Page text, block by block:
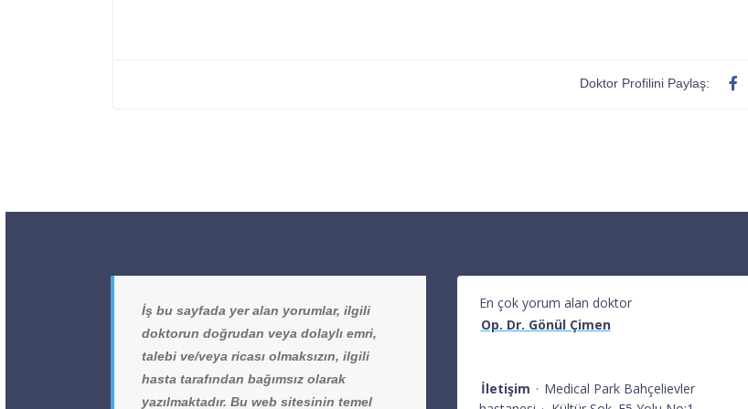
Doktor Profilini Paylaş:
İş bu sayfada yer alan yorumlar, ilgili
doktorun doğrudan veya dolaylı emri,
talebi ve/veya ricası olmaksızın, ilgili
hasta tarafından bağımsız olarak
yazılmaktadır. Bu web sitesinin temel
En çok yorum alan doktor
Op. Dr. Gönül Çimen
İletişim · Medical Park Bahçelievler